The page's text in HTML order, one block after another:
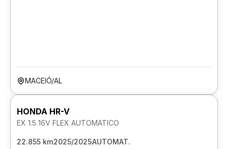
MACEIÓ/AL
HONDA HR-V
EX 1.5 16V FLEX AUTOMATICO
22.855 km2025/2025AUTOMAT.